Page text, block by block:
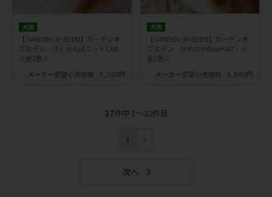
犬用
【GARDEN OF EDEN】ガーデンオ
ブエデン さくらんぼニットCAP
＜全2色＞
メーカー希望小売価格
5,200円
犬用
【GARDEN OF EDEN】ガーデンオ
ブエデン ゆめかわBearHAT ＜
全2色＞
メーカー希望小売価格
5,600円
37件中 1〜32件目
1 2